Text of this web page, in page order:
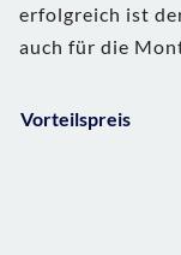
erfolgreich ist
auch für die
Vorteilspreis